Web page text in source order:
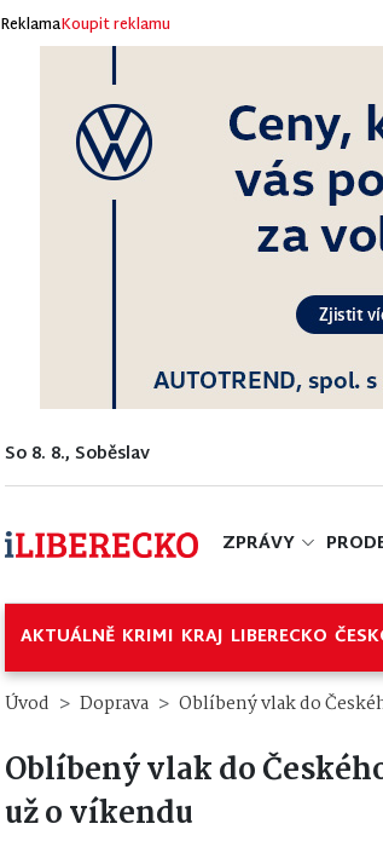
ReklamaKoupit reklamu
So 8. 8., Soběslav
ZPRÁVY
AKTUÁLNĚ KRIMI KRAJ LIBERECKO
Úvod Doprava Oblíbený vlak do
Oblíbený vlak do
už o víkendu